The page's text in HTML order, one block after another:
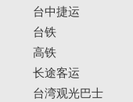
台中捷运
台铁
高铁
长途客运
台湾观光巴士